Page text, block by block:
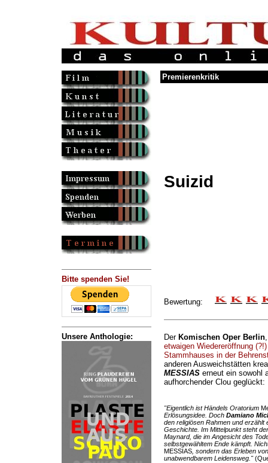
Bitte spenden Sie!
Unsere Anthologie:
Premierenkritik
Suizid
Bewertung:
Der Komischen Oper Berlin
etwaigen Wiedereröffnung
Stammhauses in der
anderen Ausweichstätten
MESSIASerneut ein sowohl
aufhorchender Clou geglückt:
"Eigentlich ist Händels Oratorium
Erlösungsidee. Doch Damiano
den religiösen Rahmen und erzählt
Geschichte. Im Mittelpunkt steht
Maynard, die im Angesicht des
selbstgewähltem Ende kämpft.
MESSIAS, sondern das Erleben
unabwendbarem Leidensweg."